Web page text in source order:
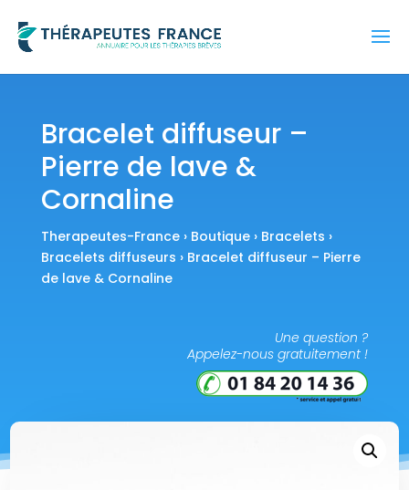
Bracelet diffuseur –
Pierre de lave &
Cornaline
Therapeutes-France› Boutique› Bracelets ›
Bracelets diffuseurs › Bracelet diffuseur – Pierre
de lave & Cornaline
Une question ?
Appelez-nous gratuitement !